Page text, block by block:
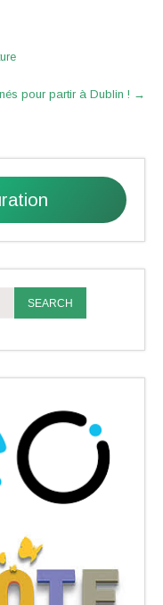
pour partir à Dublin ! →